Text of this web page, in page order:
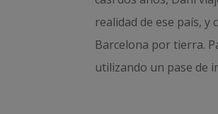
realidad de ese país, y
Barcelona por tierra.
utilizando un pase de